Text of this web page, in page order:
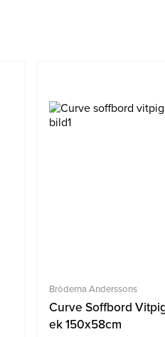
Bröderna Anderssons
Curve Soffbord
ek 150x58cm